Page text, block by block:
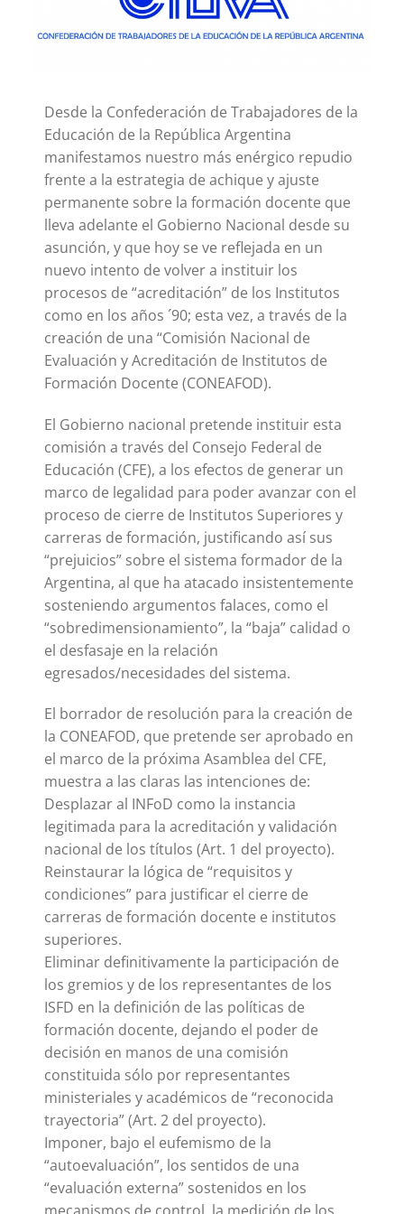
Desde la Confederación de Trabajadores de la
Educación de la República Argentina
manifestamos nuestro más enérgico repudio
frente a la estrategia de achique y ajuste
permanente sobre la formación docente que
lleva adelante el Gobierno Nacional desde su
asunción, y que hoy se ve reflejada en un
nuevo intento de volver a instituir los
procesos de “acreditación” de los Institutos
como en los años ´90; esta vez, a través de la
creación de una “Comisión Nacional de
Evaluación y Acreditación de Institutos de
Formación Docente (CONEAFOD).
El Gobierno nacional pretende instituir esta
comisión a través del Consejo Federal de
Educación (CFE), a los efectos de generar un
marco de legalidad para poder avanzar con el
proceso de cierre de Institutos Superiores y
carreras de formación, justificando así sus
“prejuicios” sobre el sistema formador de la
Argentina, al que ha atacado insistentemente
sosteniendo argumentos falaces, como el
“sobredimensionamiento”, la “baja” calidad o
el desfasaje en la relación
egresados/necesidades del sistema.
El borrador de resolución para la creación de
la CONEAFOD, que pretende ser aprobado en
el marco de la próxima Asamblea del CFE,
muestra a las claras las intenciones de:
Desplazar al INFoD como la instancia
legitimada para la acreditación y validación
nacional de los títulos (Art. 1 del proyecto).
Reinstaurar la lógica de “requisitos y
condiciones” para justificar el cierre de
carreras de formación docente e institutos
superiores.
Eliminar definitivamente la participación de
los gremios y de los representantes de los
ISFD en la definición de las políticas de
formación docente, dejando el poder de
decisión en manos de una comisión
constituida sólo por representantes
ministeriales y académicos de “reconocida
trayectoria” (Art. 2 del proyecto).
Imponer, bajo el eufemismo de la
“autoevaluación”, los sentidos de una
“evaluación externa” sostenidos en los